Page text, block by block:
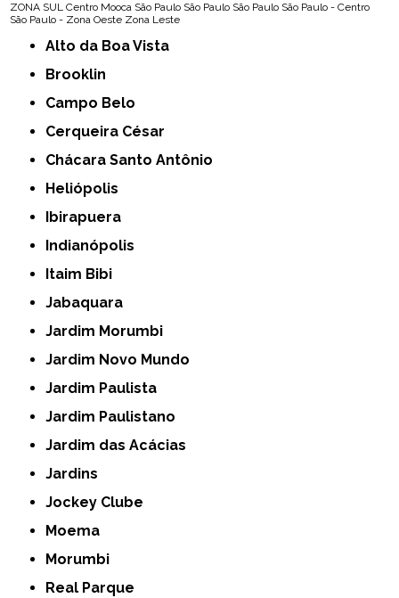
ZONA SUL Centro Mooca São Paulo São Paulo São Paulo São Paulo - Centro
São Paulo - Zona Oeste Zona Leste
Alto da Boa Vista
Brooklin
Campo Belo
Cerqueira César
Chácara Santo Antônio
Heliópolis
Ibirapuera
Indianópolis
Itaim Bibi
Jabaquara
Jardim Morumbi
Jardim Novo Mundo
Jardim Paulista
Jardim Paulistano
Jardim das Acácias
Jardins
Jockey Clube
Moema
Morumbi
Real Parque